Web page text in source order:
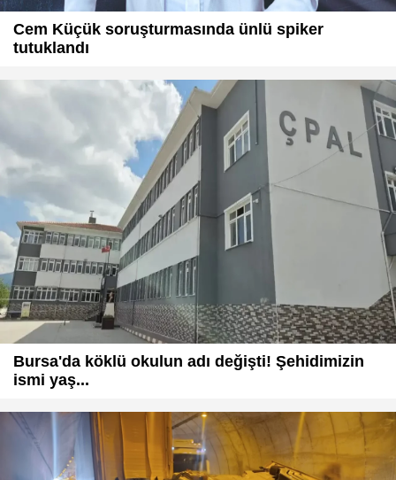
Cem Küçük soruşturmasında ünlü spiker
tutuklandı
Bursa'da köklü okulun adı değişti! Şehidimizin
ismi yaş...